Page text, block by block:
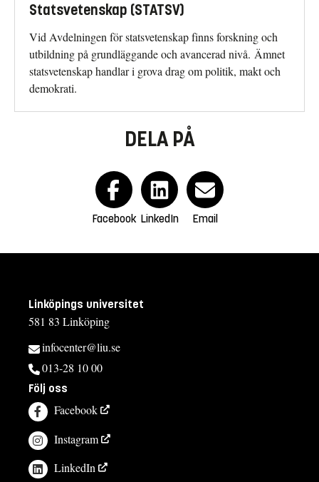
Statsvetenskap (STATSV)
Vid Avdelningen för statsvetenskap finns forskning och
utbildning på grundläggande och avancerad nivå. Ämnet
statsvetenskap handlar i grova drag om politik, makt och
demokrati.
DELA PÅ
Facebook LinkedIn Email
Linköpings universitet
581 83 Linköping
infocenter@liu.se
013-28 10 00
Följ oss
Facebook
Instagram
LinkedIn